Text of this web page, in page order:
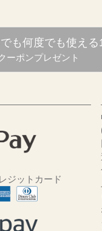
も何度でも使え
ーポンプレゼント
ジットカード